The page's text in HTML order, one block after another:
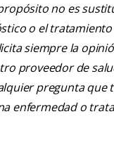
no es
o el tratamiento
siempre la
proveedor de
pregunta que
enfermedad o